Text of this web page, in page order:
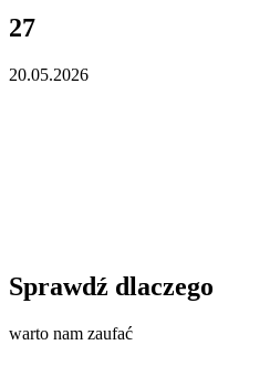
27
20.05.2026
Sprawdź dlaczego
warto nam zaufać